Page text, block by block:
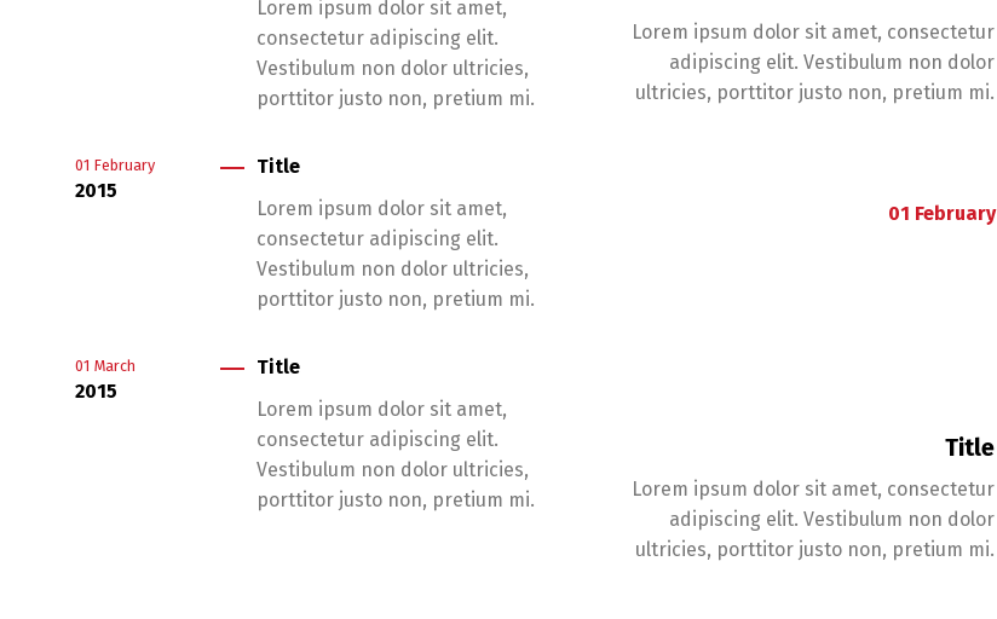
Lorem ipsum dolor sit amet,
consectetur adipiscing elit.
Vestibulum non dolor ultricies,
porttitor justo non, pretium mi.
01 February
2015
Title
Lorem ipsum dolor sit amet,
consectetur adipiscing elit.
Vestibulum non dolor ultricies,
porttitor justo non, pretium mi.
01 March
2015
Title
Lorem ipsum dolor sit amet,
consectetur adipiscing elit.
Vestibulum non dolor ultricies,
porttitor justo non, pretium mi.
Lorem ipsum dolor sit amet, consectetur
adipiscing elit. Vestibulum non dolor
ultricies, porttitor justo non, pretium mi.
01 February
Title
Lorem ipsum dolor sit amet, consectetur
adipiscing elit. Vestibulum non dolor
ultricies, porttitor justo non, pretium mi.